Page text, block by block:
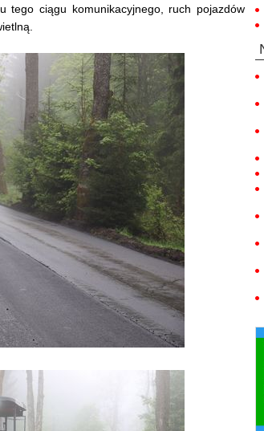
tego ciągu komunikacyjnego, ruch pojazdów